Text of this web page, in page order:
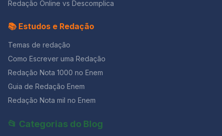
Redação Online vs Descomplica
📚 Estudos e Redação
Temas de redação
Como Escrever uma Redação
Redação Nota 1000 no Enem
Guia de Redação Enem
Redação Nota mil no Enem
📂 Categorias do Blog